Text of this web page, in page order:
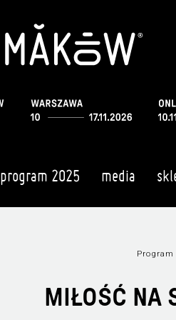
program 2025 media
Program
MIŁOŚĆ NA